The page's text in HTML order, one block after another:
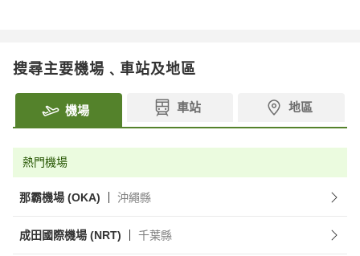
搜尋主要機場﹑車站及地區
機場 車站 地區
熱門機場
那霸機場 (OKA) 沖繩縣
成田國際機場 (NRT) 千葉縣